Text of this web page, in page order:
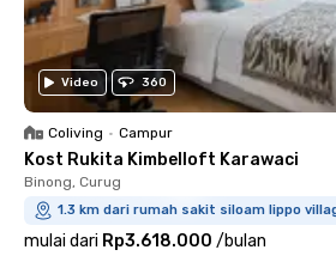
Video 360
Coliving • Campur
Kost Rukita Kimbelloft Karawaci
Binong, Curug
1.3 km dari rumah sakit siloam lippo
mulai dari Rp3.618.000 /bulan